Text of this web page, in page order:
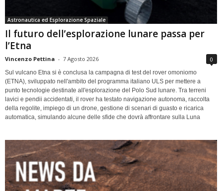
Astronautica ed Esplorazione Spaziale
Il futuro dell’esplorazione lunare passa per
l’Etna
Vincenzo Pettina - 7 Agosto 2026 0
Sul vulcano Etna si è conclusa la campagna di test del rover omoniomo
(ETNA), sviluppato nell'ambito del programma italiano ULS per mettere a
punto tecnologie destinate all'esplorazione del Polo Sud lunare. Tra terreni
lavici e pendii accidentati, il rover ha testato navigazione autonoma, raccolta
della regolite, impiego di un drone, gestione di scenari di guasto e ricarica
automatica, simulando alcune delle sfide che dovrà affrontare sulla Luna